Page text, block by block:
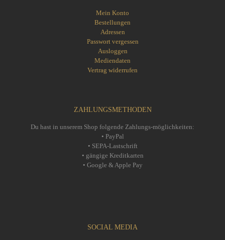
Mein Konto
Bestellungen
Adressen
Passwort vergessen
Ausloggen
Mediendaten
Vertrag widerrufen
ZAHLUNGSMETHODEN
Du hast in unserem Shop folgende Zahlungs-möglichkeiten:
• PayPal
• SEPA-Lastschrift
• gängige Kreditkarten
• Google & Apple Pay
SOCIAL MEDIA